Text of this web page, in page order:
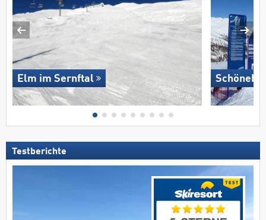
Elm im Sernftal
Testberichte